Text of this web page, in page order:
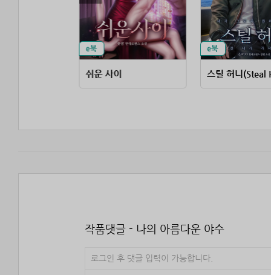
쉬운 사이 스틸 허니(Steal
작품댓글 - 나의 아름다운 야수
로그인 후 댓글 입력이 가능합니다.